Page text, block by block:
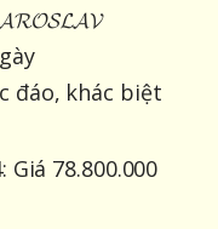
đáo, khác biệt
78.800.000